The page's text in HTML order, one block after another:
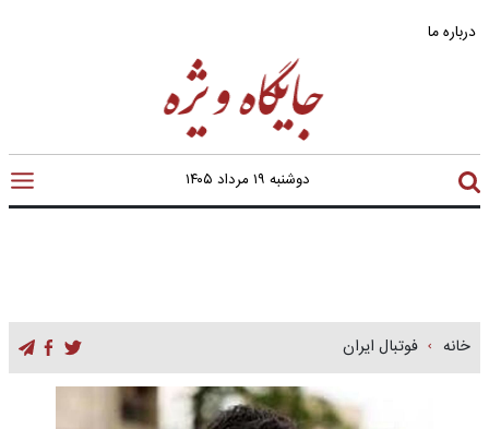
درباره ما
دوشنبه ۱۹ مرداد ۱۴۰۵
خانه فوتبال ایران